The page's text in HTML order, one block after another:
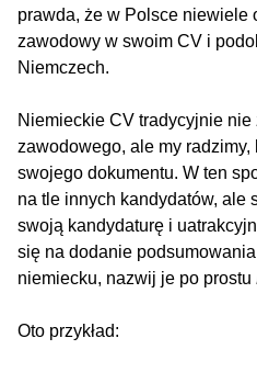
prawda, że w Polsce niewiele
zawodowy w swoim CV i
Niemczech.
Niemieckie CV tradycyjnie
zawodowego, ale my radzimy,
swojego dokumentu. W ten
na tle innych kandydatów, ale
swoją kandydaturę i
się na dodanie
niemiecku, nazwij je po prostu
Oto przykład: